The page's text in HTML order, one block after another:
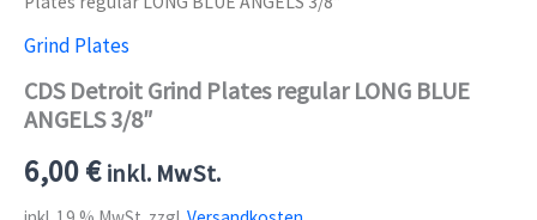
Grind Plates
CDS Detroit Grind Plates regular LONG BLUE
ANGELS 3/8″
6,00€ inkl. MwSt.